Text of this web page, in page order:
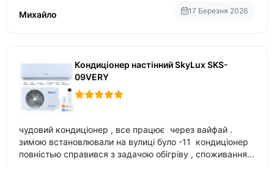
Михайло 17 Березня 2026
Кондиціонер настінний SkyLux SKS-
09VERY
чудовий кондиціонер , все працює через вайфай .
зимою встановлювали на вулиці було -11 кондиціонер
повністью справився з задачою обігріву , споживання